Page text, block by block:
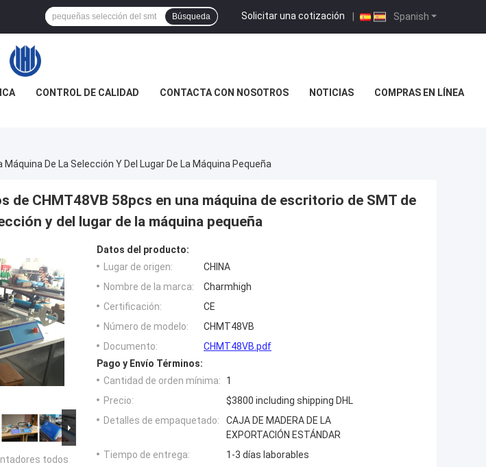
Spanish
Solicitar una cotización |
Búsqueda
CONTROL DE CALIDAD CONTACTA CON NOSOTROS NOTICIAS COMPRAS EN LÍNEA
De La Selección Y Del Lugar De La Máquina Pequeña
de CHMT48VB 58pcs en una máquina de escritorio de SMT de
y del lugar de la máquina pequeña
todos
Datos del producto:
Lugar de origen:
CHINA
Nombre de la marca:
Charmhigh
Certificación:
CE
Número de modelo:
CHMT48VB
Documento:
CHMT48VB.pdf
Pago y Envío Términos:
Cantidad de orden mínima:
1
Precio:
$3800 including shipping DHL
Detalles de empaquetado:
CAJA DE MADERA DE LA
EXPORTACIÓN ESTÁNDAR
Tiempo de entrega:
1-3 días laborables